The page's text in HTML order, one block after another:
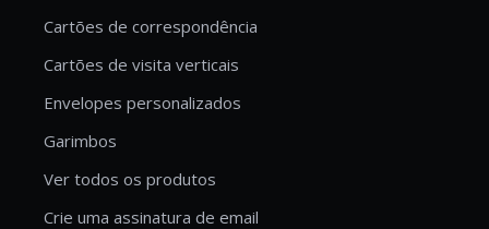
Cartões de correspondência
Cartões de visita verticais
Envelopes personalizados
Garimbos
Ver todos os produtos
Crie uma assinatura de email